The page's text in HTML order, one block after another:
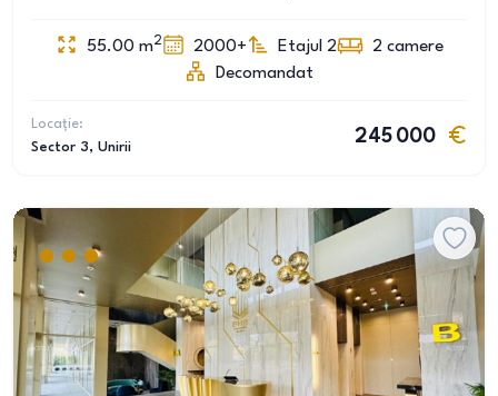
55.00 m2 2000+ Etajul 2 2 camere
Decomandat
Locație:
Sector 3, Unirii
245 000